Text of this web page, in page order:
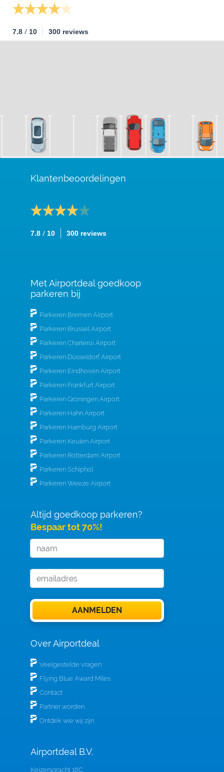
7.8 / 10 300 reviews
Klantenbeoordelingen
7.8 / 10 300 reviews
Met Airportdeal goedkoop
parkeren bij
Parkeren Bremen Airport
Parkeren Brussel Airport
Parkeren Charleroi Airport
Parkeren Düsseldorf Airport
Parkeren Eindhoven Airport
Parkeren Frankfurt Airport
Parkeren Groningen Airport
Parkeren Hahn Airport
Parkeren Hamburg Airport
Parkeren Keulen Airport
Parkeren Rotterdam Airport
Parkeren Schiphol
Parkeren Weeze Airport
Altijd goedkoop parkeren?
Bespaar tot 70%!
Over Airportdeal
Veelgestelde vragen
Flying Blue Award Miles
Contact
Partner worden
Ontdek wie wij zijn
Airportdeal B.V.
Keizersgracht 16C